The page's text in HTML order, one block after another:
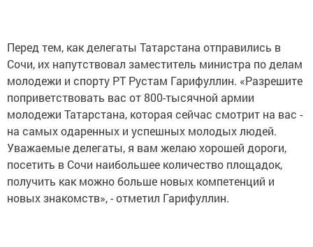
спортсменов - чемпион мира по BMX-фристайлу Ирек
Ризаев, директор серии забегов TatarRun Вадим
Янгиров и другие. Рабочую молодежь Татарстана на
фестивале представят сотрудники крупнейших
предприятий республики.